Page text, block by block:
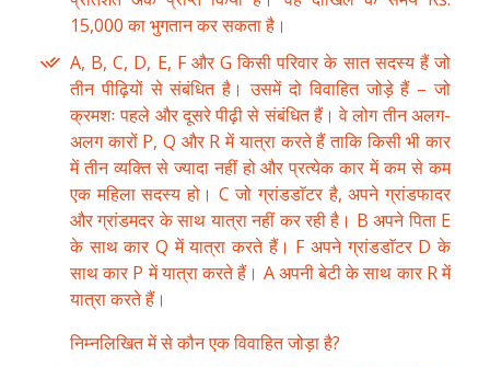
15,000 का भुगतान कर सकता है।
A, B, C, D, E, F और G किसी परिवार के सात सदस्य हैं जो
तीन पीढ़ियों से संबंधित है। उसमें दो विवाहित जोड़े हैं – जो
क्रमशः पहले और दूसरे पीढ़ी से संबंधित हैं। वे लोग तीन अलग-
अलग कारों P, Q और R में यात्रा करते हैं ताकि किसी भी कार
में तीन व्यक्ति से ज्यादा नहीं हो और प्रत्येक कार में कम से कम
एक महिला सदस्य हो। C जो ग्रांडडाॅटर है, अपने ग्रांडफादर
और ग्रांडमदर के साथ यात्रा नहीं कर रही है। B अपने पिता E
के साथ कार Q में यात्रा करते हैं। F अपने ग्रांडडाॅटर D के
साथ कार P में यात्रा करते हैं। A अपनी बेटी के साथ कार R में
यात्रा करते हैं।
निम्नलिखित में से कौन एक विवाहित जोड़ा है?